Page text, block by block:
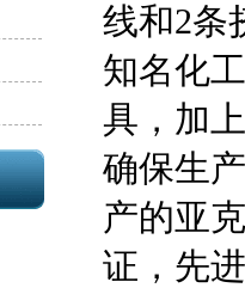
线和2条
知名化
具，加
确保生
产的亚
证，先